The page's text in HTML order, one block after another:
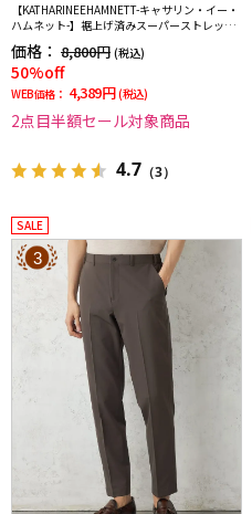
【KATHARINEEHAMNETT-キャサリン・イー・
ハムネット-】裾上げ済みスーパーストレッチ
パンツチノパンウォッシャブルホワイト無地
価格： 8,800円 (税込)
50%off
WEB価格： 4,389円 (税込)
2点目半額セール対象商品
4.7 （3）
SALE
3